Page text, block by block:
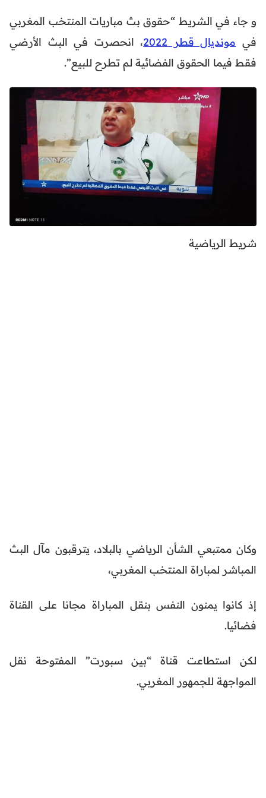
و جاء في الشريط “حقوق بث مباريات المنتخب المغربي
في مونديال قطر 2022
، انحصرت في البث الأرضي
فقط فيما الحقوق الفضائية لم تطرح للبيع”.
شريط الرياضية
وكان ممتبعي الشأن الرياضي بالبلاد، يترقبون مآل البث
المباشر لمباراة المنتخب المغربي،
إذ كانوا يمنون النفس بنقل المباراة مجانا على القناة
فضائيا.
لكن استطاعت قناة “بين سبورت” المفتوحة نقل
المواجهة للجمهور المغربي.